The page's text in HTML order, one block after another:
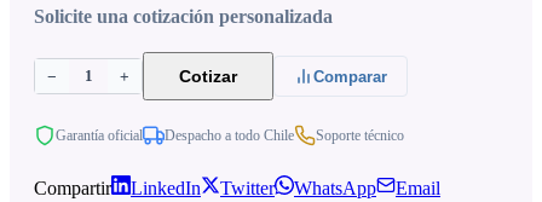
Solicite una cotización personalizada
− 1 + Cotizar Comparar
Garantía oficial Despacho a todo Chile Soporte técnico
Compartir LinkedIn Twitter WhatsApp Email